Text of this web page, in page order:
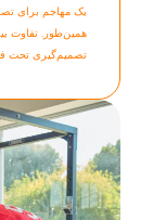
یک مهاجم برای
همین‌طور. تفاوت بین
تصمیم‌گیری تحت